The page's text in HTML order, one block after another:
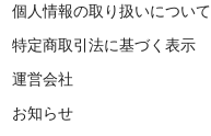
個人情報の取り扱いについて
特定商取引法に基づく表示
運営会社
お知らせ